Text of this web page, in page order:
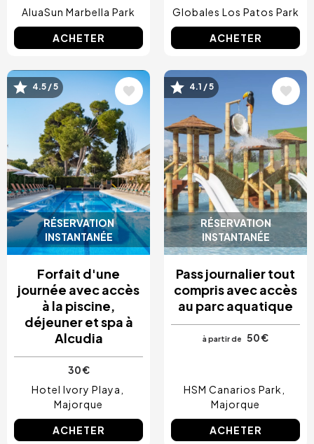
AluaSun Marbella Park
ACHETER
Globales Los Patos Park
ACHETER
RÉSERVATION
INSTANTANÉE
Image
4.5 / 5
Forfait d'une
journée avec accès
à la piscine,
déjeuner et spa à
Alcudia
30 €
Hotel Ivory Playa
Majorque
ACHETER
RÉSERVATION
INSTANTANÉE
Image
4.1 / 5
Pass journalier tout
compris avec accès
au parc aquatique
à partir de 50 €
HSM Canarios Park
Majorque
ACHETER